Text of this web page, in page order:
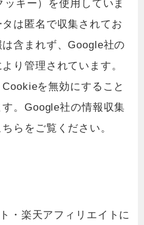
キー）を使用していま
は匿名で収集されてお
含まれず、Google社の
り管理されています。
を無効にすること
。Google社の情報収集
らをご覧ください。
・楽天アフィリエイトに